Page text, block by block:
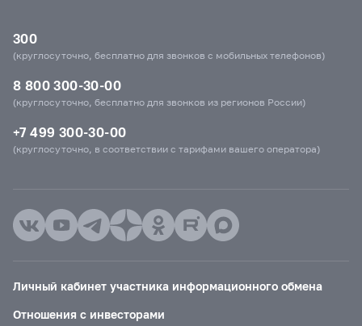
300
(круглосуточно, бесплатно для звонков с мобильных телефонов)
8 800 300-30-00
(круглосуточно, бесплатно для звонков из регионов России)
+7 499 300-30-00
(круглосуточно, в соответствии с тарифами вашего оператора)
Личный кабинет участника информационного обмена
Отношения с инвесторами